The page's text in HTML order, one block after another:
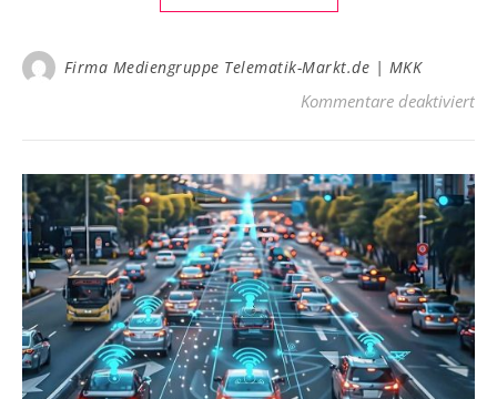
Firma Mediengruppe Telematik-Markt.de | MKK
Kommentare deaktiviertfür